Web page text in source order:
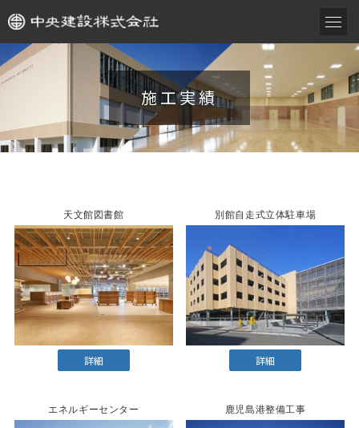
施工実績
天文館図書館
詳細
別館自走式立体駐車場
詳細
エネルギーセンター 鹿児島港整備工事